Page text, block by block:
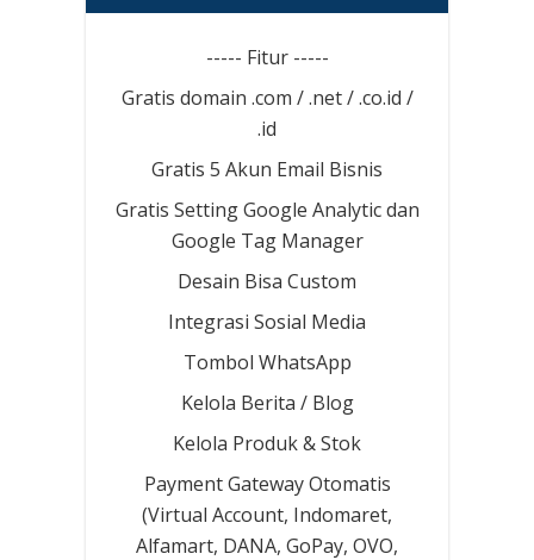
----- Fitur -----
Gratis domain .com / .net / .co.id /
.id
Gratis 5 Akun Email Bisnis
Gratis Setting Google Analytic dan
Google Tag Manager
Desain Bisa Custom
Integrasi Sosial Media
Tombol WhatsApp
Kelola Berita / Blog
Kelola Produk & Stok
Payment Gateway Otomatis
(Virtual Account, Indomaret,
Alfamart, DANA, GoPay, OVO,